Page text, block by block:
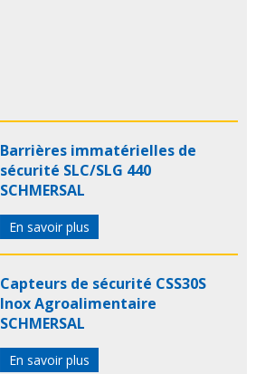
Barrières immatérielles de
sécurité SLC/SLG 440
SCHMERSAL
En savoir plus
Capteurs de sécurité CSS30S
Inox Agroalimentaire
SCHMERSAL
En savoir plus